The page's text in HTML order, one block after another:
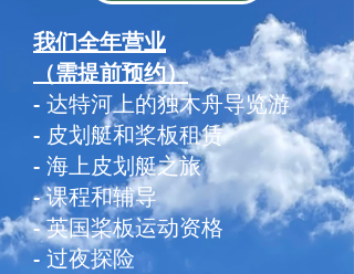
我们全年营业
（需提前预约）
- 达特河上的独木舟导览游
- 皮划艇和桨板租赁
- 海上皮划艇之旅
- 课程和辅导
- 英国桨板运动资格
- 过夜探险